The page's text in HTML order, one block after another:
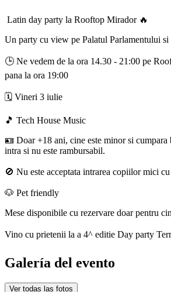
Latin day party la Rooftop Mirador 🔥
Un party cu view pe Palatul Parlamentului si
🕒 Ne vedem de la ora 14.30 - 21:00 pe
pana la ora 19:00
🗓️ Vineri 3 iulie
🎵 Tech House Music
🪪 Doar +18 ani, cine este minor si
intra si nu este rambursabil.
🚫 Nu este acceptata intrarea copiilor mici
🐶 Pet friendly
Mese disponibile cu rezervare doar pentru
Vino cu prietenii la a 4^ editie Day party
Galería del evento
Ver todas las fotos